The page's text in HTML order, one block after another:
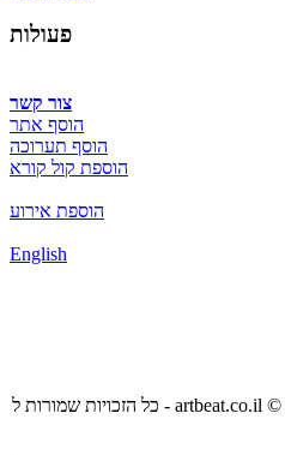
פעולות
צור קשר
הוסף אתר
הוסף תערוכה
הוספת קול קורא
הוספת אירוע
English